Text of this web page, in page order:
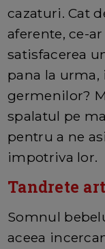
cazaturi. Cat
aferente, ce-
satisfacerea
pana la
germenilor?
spalatul pe
pentru a ne
impotriva lor.
Tandrete
Somnul
aceea